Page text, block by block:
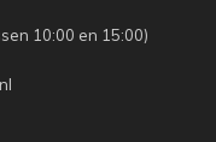
10:00 en 15:00)